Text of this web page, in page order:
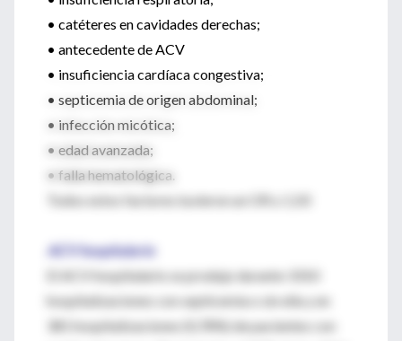
• catéteres en cavidades derechas;
• antecedente de ACV
• insuficiencia cardíaca congestiva;
• septicemia de origen abdominal;
• infección micótica;
• edad avanzada;
• falla hematológica.
Todos estos factores tuvieron un OR ≥ 1,50
ACV hospitalario
El ACV hospitalario se produjo durante 3310
hospitalizaciones con septicemia o sin ella y en
381 hospitalizaciones (0,78%) de pacientes con